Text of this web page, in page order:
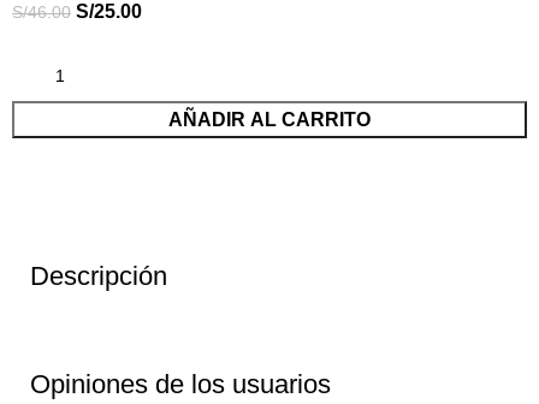
S/46.00 S/25.00
AÑADIR AL CARRITO
Descripción
Opiniones de los usuarios